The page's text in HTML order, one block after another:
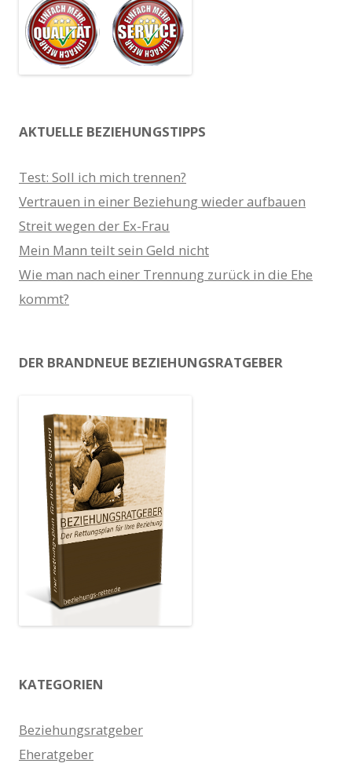
AKTUELLE BEZIEHUNGSTIPPS
Test: Soll ich mich trennen?
Vertrauen in einer Beziehung wieder aufbauen
Streit wegen der Ex-Frau
Mein Mann teilt sein Geld nicht
Wie man nach einer Trennung zurück in die Ehe
kommt?
DER BRANDNEUE BEZIEHUNGSRATGEBER
KATEGORIEN
Beziehungsratgeber
Eheratgeber